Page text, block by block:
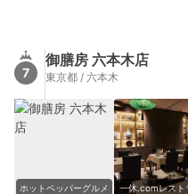
7
御膳房 六本木店
東京都 / 六本木
ホットペッパーグルメ 一休.comレスト